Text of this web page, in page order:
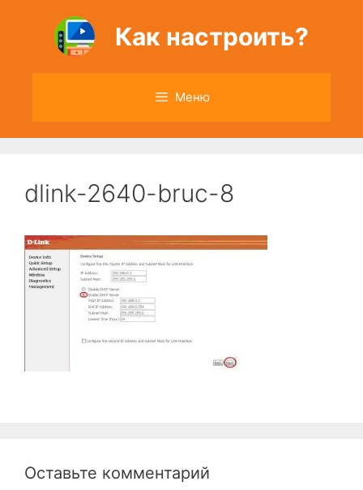
содержимому
Как настроить?
Меню
dlink-2640-bruc-8
Оставьте комментарий